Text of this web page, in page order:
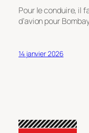
Pour le conduire, il
d’avion pour
14 janvier 2026